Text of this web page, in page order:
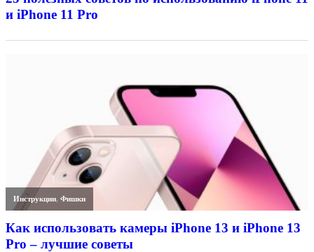
и iPhone 11 Pro
Инструкции,Фишки
Как использовать камеры iPhone 13 и iPhone 13
Pro – лучшие советы